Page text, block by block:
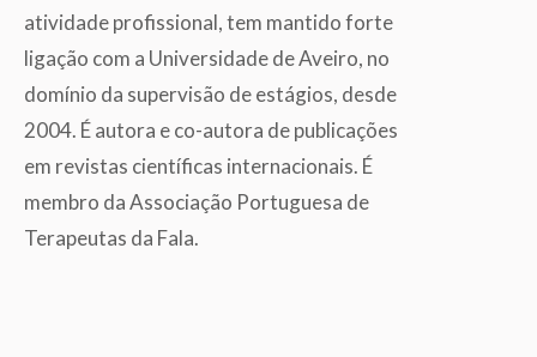
atividade profissional, tem mantido forte
ligação com a Universidade de Aveiro, no
domínio da supervisão de estágios, desde
2004. É autora e co-autora de publicações
em revistas científicas internacionais. É
membro da Associação Portuguesa de
Terapeutas da Fala.